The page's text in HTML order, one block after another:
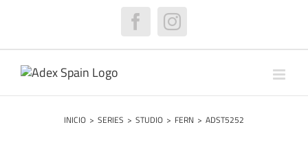
FacebookInstagram
INICIO > SERIES > STUDIO > FERN > ADST5252